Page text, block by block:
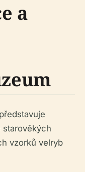
a
starověkých
vzorků velryb